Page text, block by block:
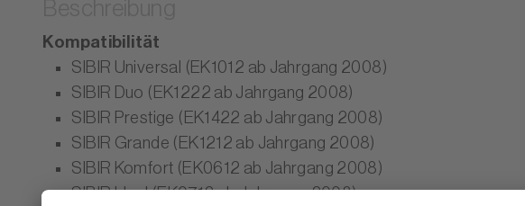
Kompatibilität
SIBIR Universal (EK1012 ab Jahrgang 2008)
SIBIR Duo (EK1222 ab Jahrgang 2008)
SIBIR Prestige (EK1422 ab Jahrgang 2008)
SIBIR Grande (EK1212 ab Jahrgang 2008)
SIBIR Komfort (EK0612 ab Jahrgang 2008)
SIBIR Ideal (EK0712 ab Jahrgang 2008)